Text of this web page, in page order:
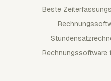
Beste
Rechnungssoftware